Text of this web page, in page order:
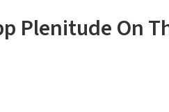
Plenitude On